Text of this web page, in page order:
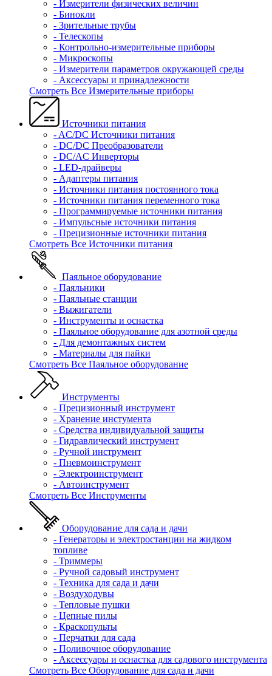
- Измерители физических величин
- Бинокли
- Зрительные трубы
- Телескопы
- Контрольно-измерительные приборы
- Микроскопы
- Измерители параметров окружающей среды
- Аксессуары и принадлежности
Смотреть Все Измерительные приборы
Источники питания
- AC/DC Источники питания
- DC/DC Преобразователи
- DC/AC Инверторы
- LED-драйверы
- Адаптеры питания
- Источники питания постоянного тока
- Источники питания переменного тока
- Программируемые источники питания
- Импульсные источники питания
- Прецизионные источники питания
Смотреть Все Источники питания
Паяльное оборудование
- Паяльники
- Паяльные станции
- Выжигатели
- Инструменты и оснастка
- Паяльное оборудование для азотной среды
- Для демонтажных систем
- Материалы для пайки
Смотреть Все Паяльное оборудование
Инструменты
- Прецизионный инструмент
- Хранение инстумента
- Средства индивидуальной защиты
- Гидравлический инструмент
- Ручной инструмент
- Пневмоинструмент
- Электроинструмент
- Автоинструмент
Смотреть Все Инструменты
Оборудование для сада и дачи
- Генераторы и электростанции на жидком
топливе
- Триммеры
- Ручной садовый инструмент
- Техника для сада и дачи
- Воздуходувы
- Тепловые пушки
- Цепные пилы
- Краскопульты
- Перчатки для сада
- Поливочное оборудование
- Аксессуары и оснастка для садового инструмента
Смотреть Все Оборудование для сада и дачи